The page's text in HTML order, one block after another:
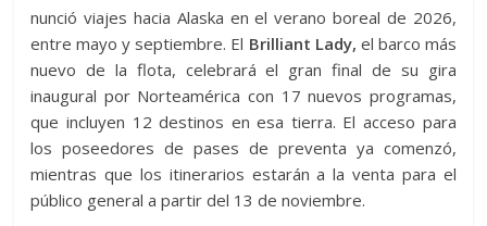
nunció viajes hacia Alaska en el verano boreal de 2026,
entre mayo y septiembre. El Brilliant Lady, el barco más
nuevo de la flota, celebrará el gran final de su gira
inaugural por Norteamérica con 17 nuevos programas,
que incluyen 12 destinos en esa tierra. El acceso para
los poseedores de pases de preventa ya comenzó,
mientras que los itinerarios estarán a la venta para el
público general a partir del 13 de noviembre.